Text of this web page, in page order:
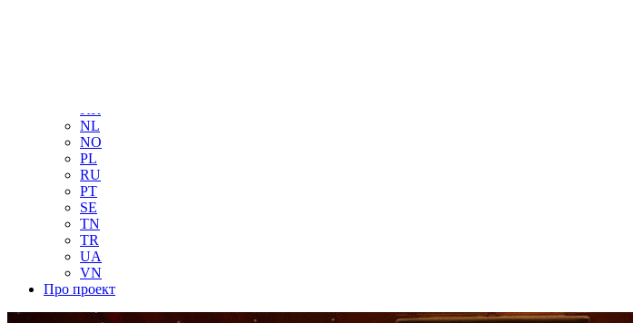
KR
NL
NO
PL
RU
PT
SE
TN
TR
UA
VN
Про проект